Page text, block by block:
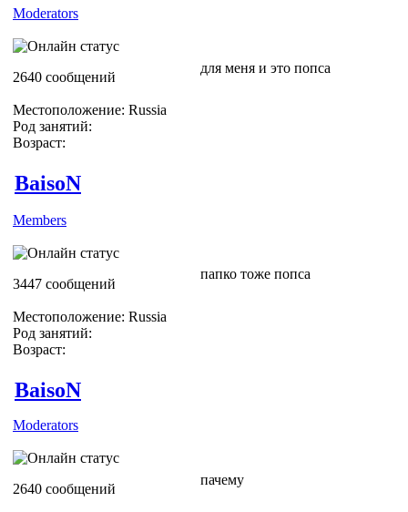
Moderators
2640 сообщений
Местоположение: Russia
Род занятий:
Возраст:
для меня и это попса
BaisoN
Members
3447 сообщений
Местоположение: Russia
Род занятий:
Возраст:
папко тоже попса
BaisoN
Moderators
2640 сообщений
пачему